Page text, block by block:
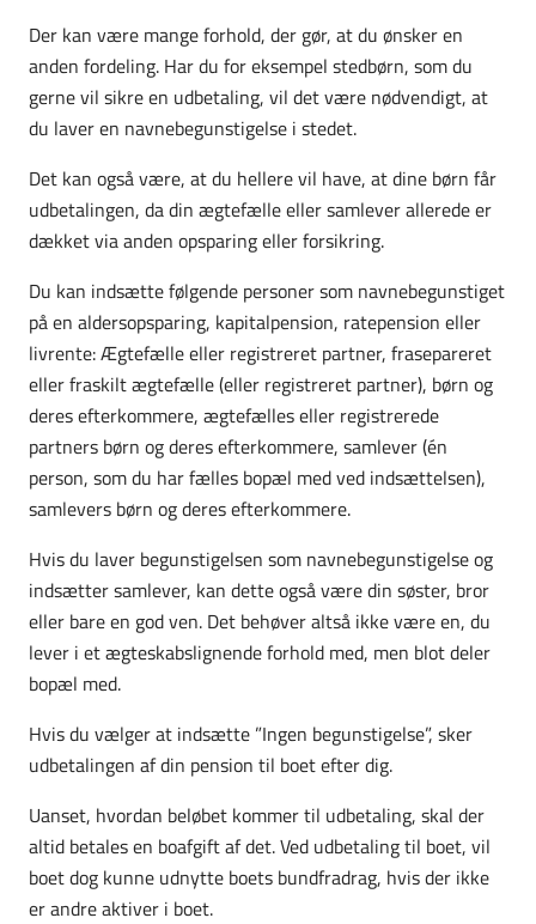
Der kan være mange forhold, der gør, at du ønsker en
anden fordeling. Har du for eksempel stedbørn, som du
gerne vil sikre en udbetaling, vil det være nødvendigt, at
du laver en navnebegunstigelse i stedet.
Det kan også være, at du hellere vil have, at dine børn får
udbetalingen, da din ægtefælle eller samlever allerede er
dækket via anden opsparing eller forsikring.
Du kan indsætte følgende personer som navnebegunstiget
på en aldersopsparing, kapitalpension, ratepension eller
livrente: Ægtefælle eller registreret partner, frasepareret
eller fraskilt ægtefælle (eller registreret partner), børn og
deres efterkommere, ægtefælles eller registrerede
partners børn og deres efterkommere, samlever (én
person, som du har fælles bopæl med ved indsættelsen),
samlevers børn og deres efterkommere.
Hvis du laver begunstigelsen som navnebegunstigelse og
indsætter samlever, kan dette også være din søster, bror
eller bare en god ven. Det behøver altså ikke være en, du
lever i et ægteskabslignende forhold med, men blot deler
bopæl med.
Hvis du vælger at indsætte ”Ingen begunstigelse”, sker
udbetalingen af din pension til boet efter dig.
Uanset, hvordan beløbet kommer til udbetaling, skal der
altid betales en boafgift af det. Ved udbetaling til boet, vil
boet dog kunne udnytte boets bundfradrag, hvis der ikke
er andre aktiver i boet.